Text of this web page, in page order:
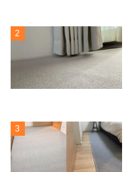
2
3